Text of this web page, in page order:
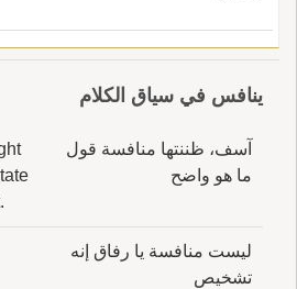
ينافس في سياق الكلام
آسف، ظننتها منافسة قول
ما هو واضح
ليست منافسة يا رفاق إنه
تشخيص